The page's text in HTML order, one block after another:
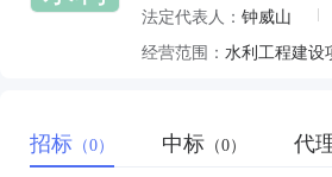
法定代表人： 钟威山
经营范围：
招标 （0） 中标 （0） 代